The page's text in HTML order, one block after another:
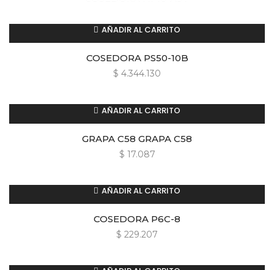
AÑADIR AL CARRITO
COSEDORA PS50-10B
$ 4.344.130
AÑADIR AL CARRITO
GRAPA C58 GRAPA C58
$ 17.087
AÑADIR AL CARRITO
COSEDORA P6C-8
$ 229.207